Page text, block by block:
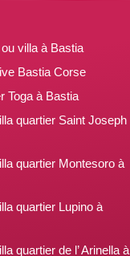
villa à Bastia
Bastia Corse
Toga à Bastia
quartier Saint Joseph
quartier Montesoro à
quartier Lupino à
quartier de l’ Arinella à